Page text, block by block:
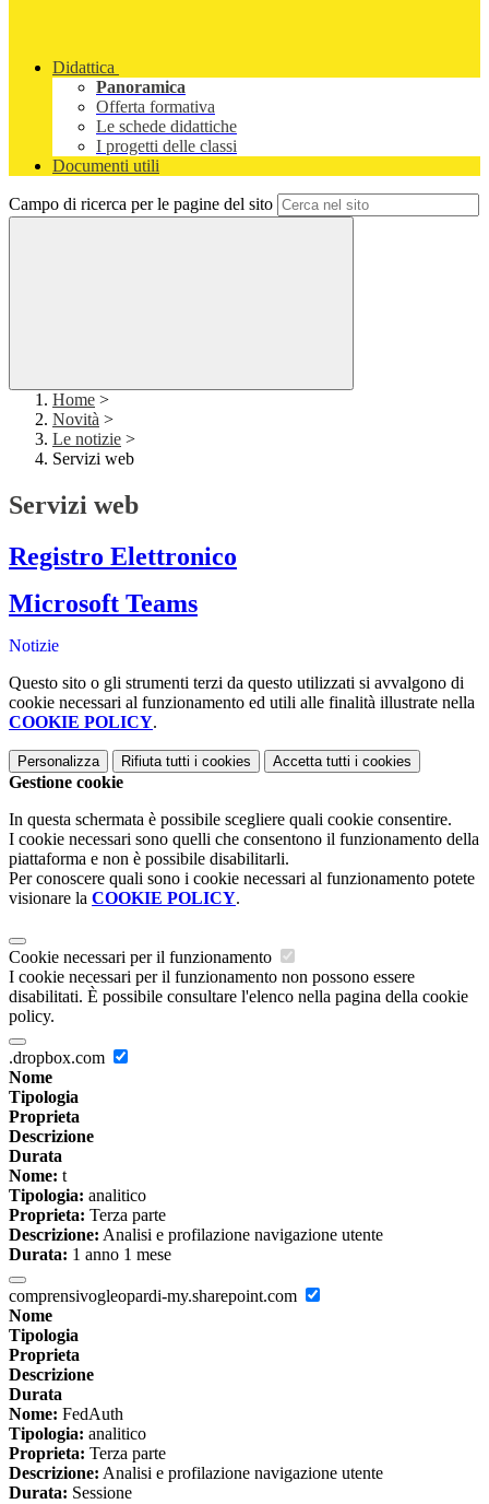
Didattica
Panoramica
Offerta formativa
Le schede didattiche
I progetti delle classi
Documenti utili
Campo di ricerca per le pagine del sito
Home >
Novità >
Le notizie >
Servizi web
Servizi web
Registro Elettronico
Microsoft Teams
Notizie
Questo sito o gli strumenti terzi da questo utilizzati si avvalgono di
cookie necessari al funzionamento ed utili alle finalità illustrate nella
COOKIE POLICY.
Personalizza Rifiuta tutti i cookies Accetta tutti i cookies
Gestione cookie
In questa schermata è possibile scegliere quali cookie consentire.
I cookie necessari sono quelli che consentono il funzionamento della
piattaforma e non è possibile disabilitarli.
Per conoscere quali sono i cookie necessari al funzionamento potete
visionare la COOKIE POLICY.
Cookie necessari per il funzionamento
I cookie necessari per il funzionamento non possono essere
disabilitati. È possibile consultare l'elenco nella pagina della cookie
policy.
.dropbox.com
Nome
Tipologia
Proprieta
Descrizione
Durata
Nome: t
Tipologia: analitico
Proprieta: Terza parte
Descrizione: Analisi e profilazione navigazione utente
Durata: 1 anno 1 mese
comprensivogleopardi-my.sharepoint.com
Nome
Tipologia
Proprieta
Descrizione
Durata
Nome: FedAuth
Tipologia: analitico
Proprieta: Terza parte
Descrizione: Analisi e profilazione navigazione utente
Durata: Sessione